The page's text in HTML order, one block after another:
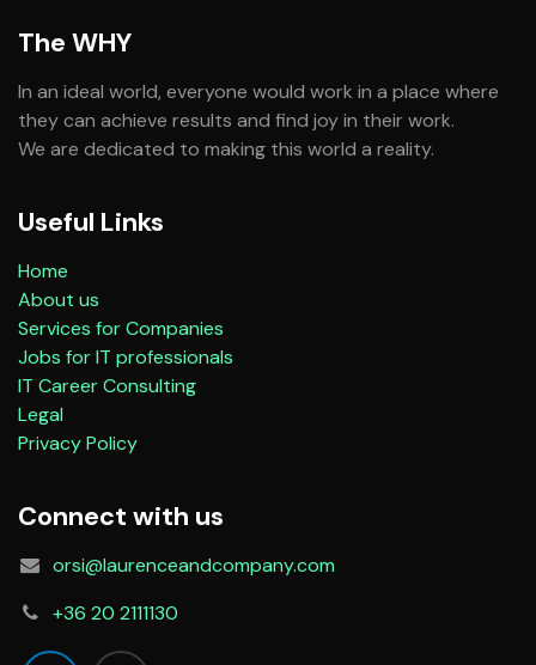
The WHY
In an ideal world, everyone would work in a place where
they can achieve results and find joy in their work.
We are dedicated to making this world a reality.
Useful Links
Home
About us
Services for Companies
Jobs for IT professionals
IT Career Consulting
Legal
Privacy Policy
Connect with us
orsi@laurenceandcompany.com
+36 20 2111130